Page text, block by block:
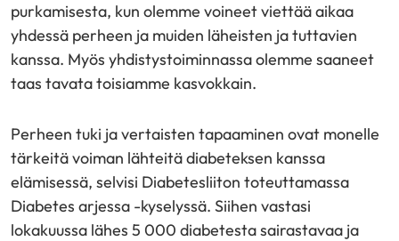
purkamisesta, kun olemme voineet viettää aikaa
yhdessä perheen ja muiden läheisten ja tuttavien
kanssa. Myös yhdistystoiminnassa olemme saaneet
taas tavata toisiamme kasvokkain.
Perheen tuki ja vertaisten tapaaminen ovat monelle
tärkeitä voiman lähteitä diabeteksen kanssa
elämisessä, selvisi Diabetesliiton toteuttamassa
Diabetes arjessa -kyselyssä. Siihen vastasi
lokakuussa lähes 5 000 diabetesta sairastavaa ja